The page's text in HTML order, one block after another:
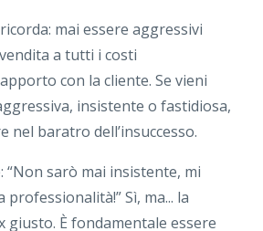
mai essere aggressivi
a tutti i costi
con la cliente. Se vieni
insistente o fastidiosa,
nel baratro dell’insuccesso.
“Non sarò mai insistente, mi
Sì, ma... la
giusto. È fondamentale essere